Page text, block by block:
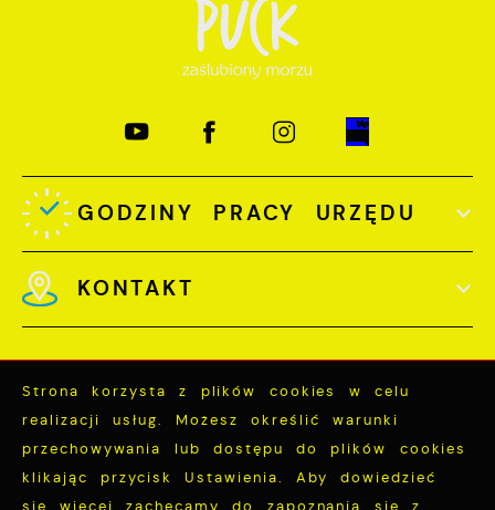
GODZINY PRACY URZĘDU
KONTAKT
Odwiedzin: 3791860
Online: 335
Strona korzysta z plików cookies w celu
realizacji usług. Możesz określić warunki
przechowywania lub dostępu do plików cookies
klikając przycisk Ustawienia. Aby dowiedzieć
się więcej zachęcamy do zapoznania się z